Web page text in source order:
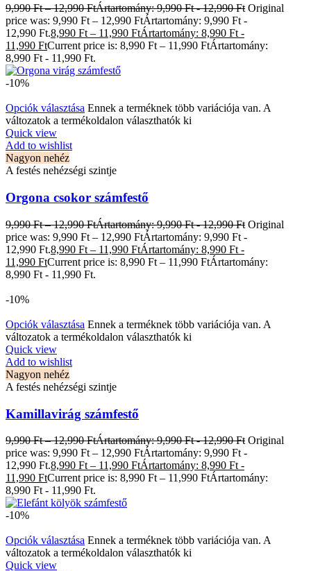
9,990Ft – 12,990FtÁrtartomány: 9,990 Ft - 12,990 Ft Original
price was: 9,990 Ft – 12,990 FtÁrtartomány: 9,990 Ft -
12,990 Ft.8,990 Ft – 11,990 FtÁrtartomány: 8,990 Ft -
11,990 FtCurrent price is: 8,990 Ft – 11,990 FtÁrtartomány:
8,990 Ft - 11,990 Ft.
-10%
Opciók választása Ennek a terméknek több variációja van. A
változatok a termékoldalon választhatók ki
Quick view
Add to wishlist
Nagyon nehéz
A festés nehézségi szintje
Orgona csokor számfestő
9,990Ft – 12,990FtÁrtartomány: 9,990 Ft - 12,990 Ft Original
price was: 9,990 Ft – 12,990 FtÁrtartomány: 9,990 Ft -
12,990 Ft.8,990 Ft – 11,990 FtÁrtartomány: 8,990 Ft -
11,990 FtCurrent price is: 8,990 Ft – 11,990 FtÁrtartomány:
8,990 Ft - 11,990 Ft.
-10%
Opciók választása Ennek a terméknek több variációja van. A
változatok a termékoldalon választhatók ki
Quick view
Add to wishlist
Nagyon nehéz
A festés nehézségi szintje
Kamillavirág számfestő
9,990Ft – 12,990FtÁrtartomány: 9,990 Ft - 12,990 Ft Original
price was: 9,990 Ft – 12,990 FtÁrtartomány: 9,990 Ft -
12,990 Ft.8,990 Ft – 11,990 FtÁrtartomány: 8,990 Ft -
11,990 FtCurrent price is: 8,990 Ft – 11,990 FtÁrtartomány:
8,990 Ft - 11,990 Ft.
-10%
Opciók választása Ennek a terméknek több variációja van. A
változatok a termékoldalon választhatók ki
Quick view